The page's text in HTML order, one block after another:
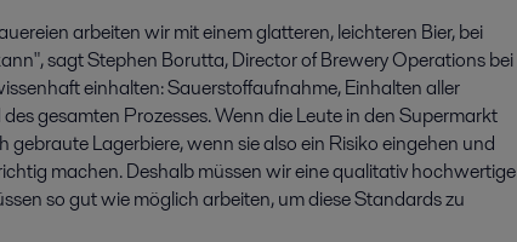
arbeiten wir mit einem glatteren, leichteren Bier, bei
sagt Stephen Borutta, Director of Brewery Operations bei
einhalten: Sauerstoffaufnahme, Einhalten aller
gesamten Prozesses. Wenn die Leute in den Supermarkt
gebraute Lagerbiere, wenn sie also ein Risiko eingehen und
machen. Deshalb müssen wir eine qualitativ hochwertige
so gut wie möglich arbeiten, um diese Standards zu